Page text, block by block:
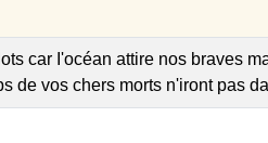
car I'océan attire nos braves
de vos chers morts n'iront pas